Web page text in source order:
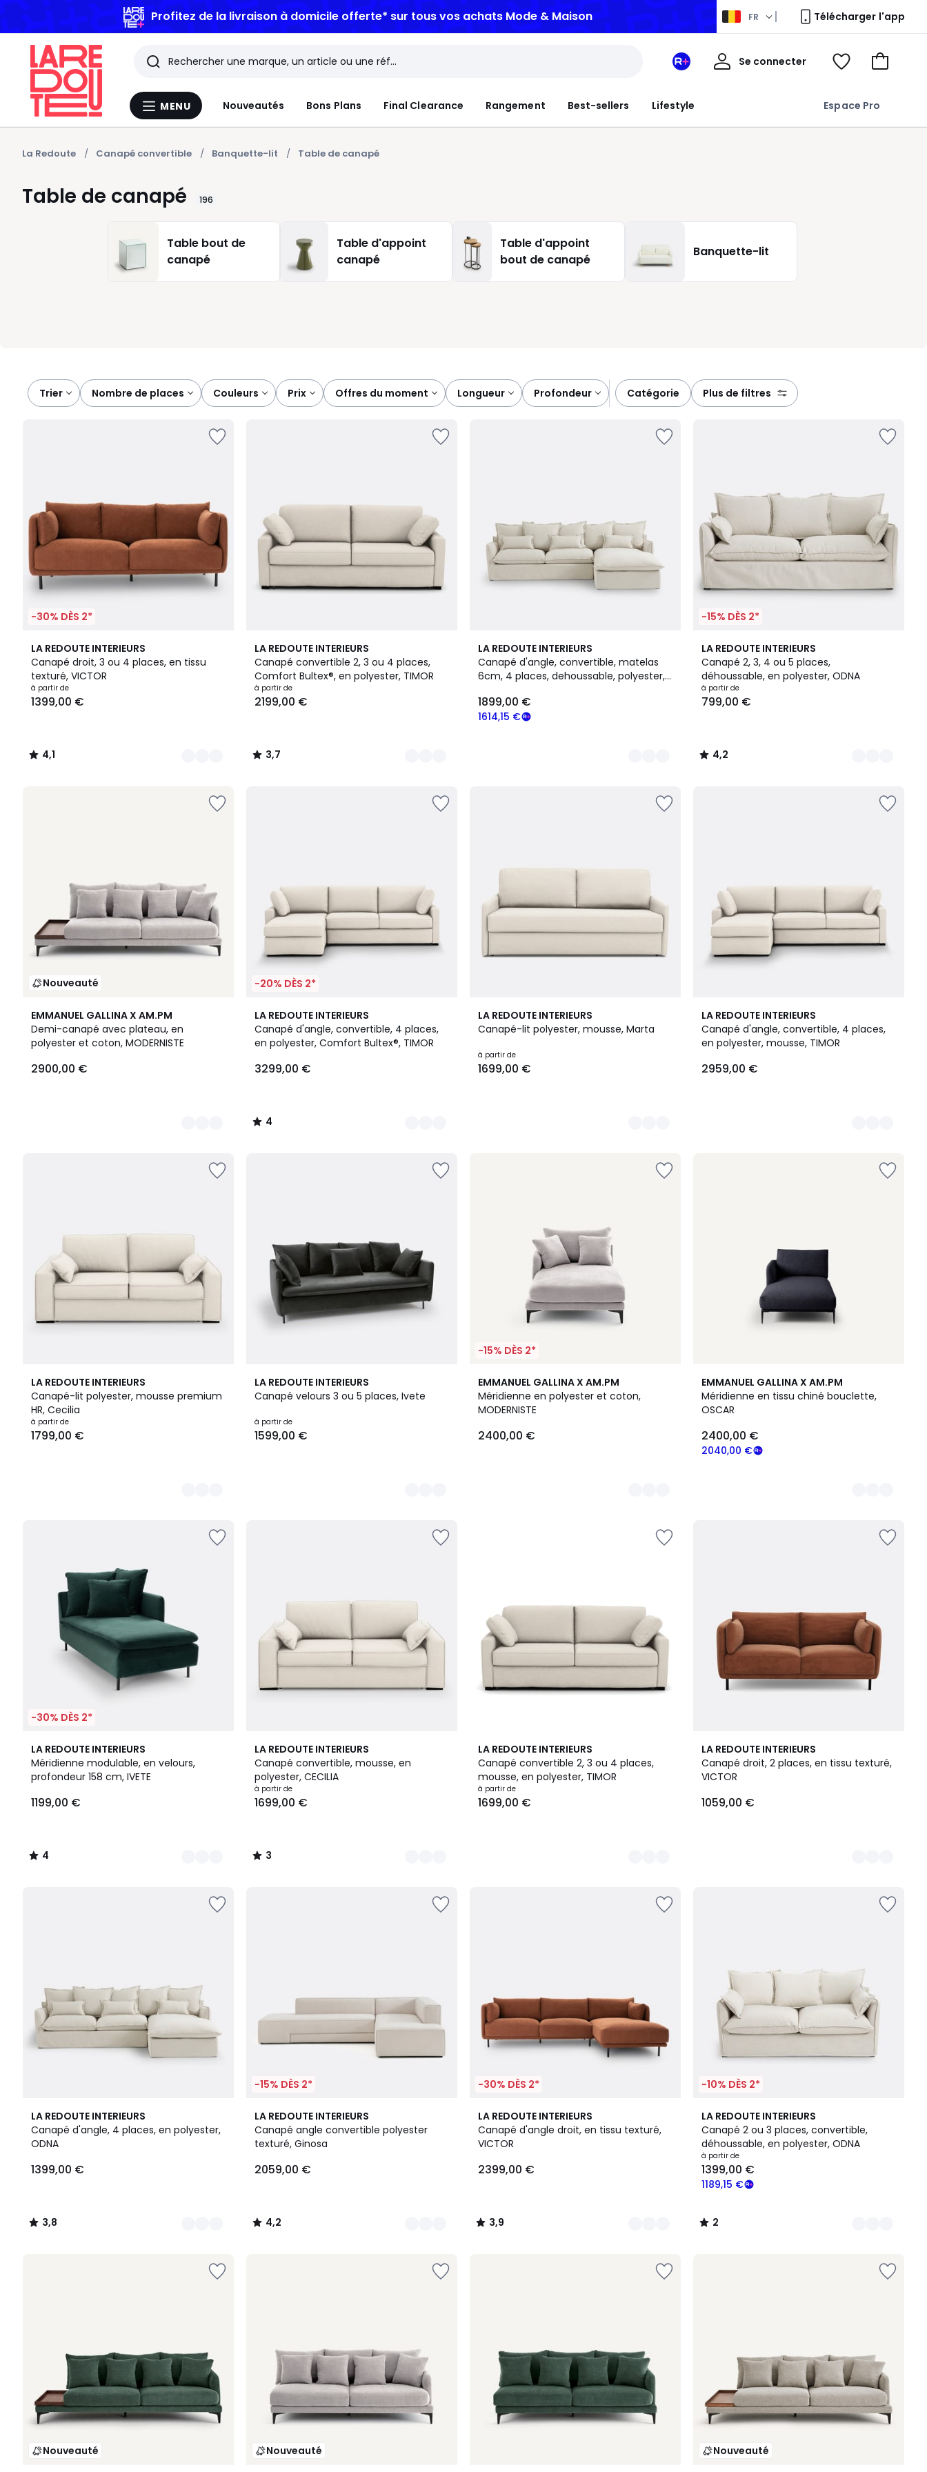
Profitez de la livraison à domicile offerte* sur tous vos achats Mode & Maison FR Télécharger l'app
Menu
MENU Nouveautés Bons Plans Final Clearance Rangement Best-sellers Lifestyle Espace Pro
Rechercher
Les
derniers
articles
consultés
Mon
Redoute
Se connecter
Mon
Voir
Aller
La Redoute Canapé convertible Banquette-lit Table de canapé
Table de canapé 196
Table bout de
canapé
Table d'appoint
canapé
Table d'appoint
bout de canapé
Banquette-lit
Trier nombre de places couleurs prix offres du moment longueur profondeur catégorie plus de filtres
-30% DÈS 2*
LA REDOUTE INTERIEURS
Canapé droit, 3 ou 4 places, en tissu
texturé, VICTOR
Prix
à
€.
à partir de
1399,00 €
4,1
/ 5
5
Couleurs
4,1
/
LA REDOUTE INTERIEURS
Canapé convertible 2, 3 ou 4 places,
Comfort Bultex®, en polyester, TIMOR
à partir de
2199,00 €
3,7
/ 5
3
Couleurs
3,7
/
LA REDOUTE INTERIEURS
Canapé d'angle, convertible, matelas
6cm, 4 places, dehoussable, polyester,
1614,15 €
1899,00 €
4
Couleurs
-15% DÈS 2*
LA REDOUTE INTERIEURS
Canapé 2, 3, 4 ou 5 places,
déhoussable, en polyester, ODNA
à partir de
799,00 €
4,2
/ 5
4
Couleurs
4,2
/
Nouveauté
EMMANUEL GALLINA X AM.PM
Demi-canapé avec plateau, en
polyester et coton, MODERNISTE
2900,00 €
5
Couleurs
-20% DÈS 2*
LA REDOUTE INTERIEURS
Canapé d'angle, convertible, 4 places,
en polyester, Comfort Bultex®, TIMOR
3299,00 €
4
/
5
3
Couleurs
4
/
LA REDOUTE INTERIEURS
Canapé-lit polyester, mousse, Marta
à partir de
1699,00 €
3
Couleurs
LA REDOUTE INTERIEURS
Canapé d'angle, convertible, 4 places,
en polyester, mousse, TIMOR
2959,00 €
3
Couleurs
LA REDOUTE INTERIEURS
Canapé-lit polyester, mousse premium
HR, Cecilia
à partir de
1799,00 €
3
Couleurs
LA REDOUTE INTERIEURS
Canapé velours 3 ou 5 places, Ivete
à partir de
1599,00 €
4
Couleurs
-15% DÈS 2*
EMMANUEL GALLINA X AM.PM
Méridienne en polyester et coton,
MODERNISTE
2400,00 €
5
Couleurs
EMMANUEL GALLINA X AM.PM
Méridienne en tissu chiné bouclette,
OSCAR
2040,00 €
2400,00 €
3
Couleurs
-30% DÈS 2*
LA REDOUTE INTERIEURS
Méridienne modulable, en velours,
profondeur 158 cm, IVETE
1199,00 €
4
/
5
4
Couleurs
4
/
LA REDOUTE INTERIEURS
Canapé convertible, mousse, en
polyester, CECILIA
à partir de
1699,00 €
3
/
5
3
Couleurs
3
/
LA REDOUTE INTERIEURS
Canapé convertible 2, 3 ou 4 places,
mousse, en polyester, TIMOR
à partir de
1699,00 €
3
Couleurs
LA REDOUTE INTERIEURS
Canapé droit, 2 places, en tissu texturé,
VICTOR
1059,00 €
5
Couleurs
LA REDOUTE INTERIEURS
Canapé d'angle, 4 places, en polyester,
ODNA
1399,00 €
3,8
/ 5
4
Couleurs
3,8
/
-15% DÈS 2*
LA REDOUTE INTERIEURS
Canapé angle convertible polyester
texturé, Ginosa
2059,00 €
4,2
/ 5
3
Couleurs
4,2
/
-30% DÈS 2*
LA REDOUTE INTERIEURS
Canapé d'angle droit, en tissu texturé,
VICTOR
2399,00 €
3,9
/ 5
5
Couleurs
3,9
/
-10% DÈS 2*
LA REDOUTE INTERIEURS
Canapé 2 ou 3 places, convertible,
déhoussable, en polyester, ODNA
à partir de
1189,15 €
1399,00 €
2
/
5
3
Couleurs
2
/
Nouveauté Nouveauté Nouveauté